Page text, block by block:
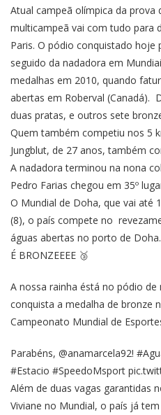
Atual campeã olímpica da prova
multicampeã vai com tudo para
Paris. O pódio conquistado
seguido da nadadora em
medalhas em 2010, quando
abertas em Roberval (Canadá).
duas pratas, e outros sete
Quem também competiu nos 5
Jungblut, de 27 anos, também
A nadadora terminou na nona
Pedro Farias chegou em 35º
O Mundial de Doha, que vai até
(8), o país compete no
águas abertas no porto de Doha.
É BRONZEEEE 🥉
A nossa rainha éstá no pódio de
conquista a medalha de bronze
Campeonato Mundial de
Parabéns, @anamarcela92!
#Estacio #SpeedoMsport
Além de duas vagas garantidas
Viviane no Mundial, o país já